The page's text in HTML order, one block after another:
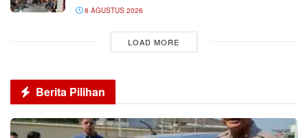
8 AGUSTUS 2026
LOAD MORE
Berita Pilihan